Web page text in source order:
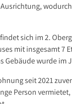
sich im 2.
mit insgesamt 7
Gebäude wurde im
seit 2021
Person